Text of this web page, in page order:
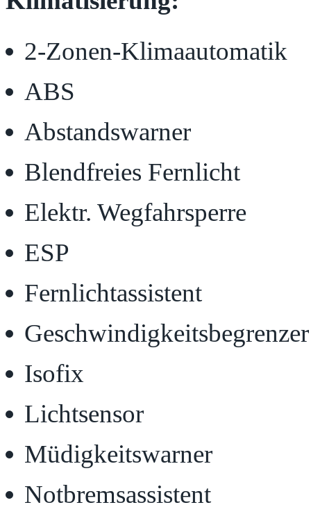
2-Zonen-Klimaautomatik
ABS
Abstandswarner
Blendfreies Fernlicht
Elektr. Wegfahrsperre
ESP
Fernlichtassistent
Geschwindigkeitsbegrenzer
Isofix
Lichtsensor
Müdigkeitswarner
Notbremsassistent